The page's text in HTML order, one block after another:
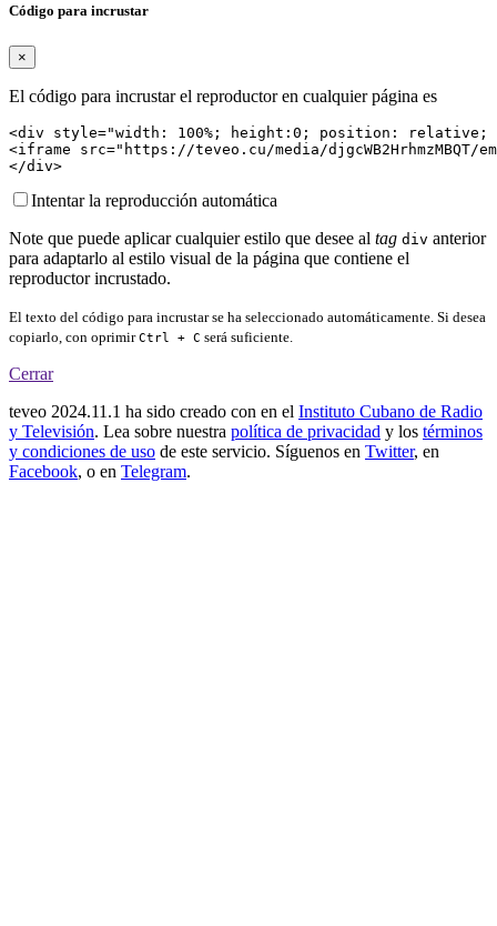
Código para incrustar
×
El código para incrustar el reproductor en cualquier página es
<div style="width: 100%; height:0; position: relative;
<iframe src="https://teveo.cu/media/
</div>
Intentar la reproducción automática
Note que puede aplicar cualquier estilo que desee al tag div anterior
para adaptarlo al estilo visual de la página que contiene el
reproductor incrustado.
El texto del código para incrustar se ha seleccionado automáticamente. Si desea
copiarlo, con oprimirCtrl + C será suficiente.
Cerrar
teveo 2024.11.1 ha sido creado con en el Instituto Cubano de Radio
y Televisión. Lea sobre nuestra política de privacidad y los términos
y condiciones de uso de este servicio. Síguenos en Twitter, en
Facebook, o en Telegram.